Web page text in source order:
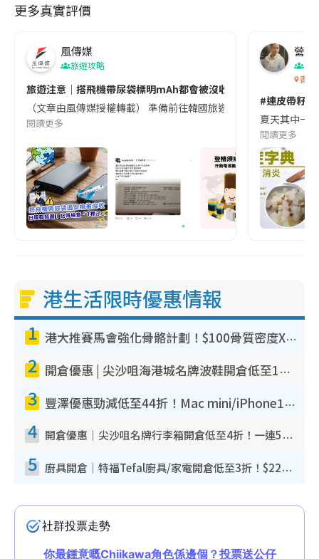
更多真實評價
風傳媒
旅遊攻略
旅遊注意｜搭飛機帶尿袋標明mAh都會被沒收😱出發前切記檢查
（文章由風傳媒授權轉載） 準備前往韓國旅遊的民眾，近期要
閱讀更多
營養
香港
#連皮帶籽
夏天其中一
閱讀更多
港生活限時優惠情報
1 港大推賽馬會強化骨骼計劃！$100骨質密度X光檢查 完成免費運動訓練送超市禮券！附參加資格
2 開倉優惠 | 尖沙咀海港城名牌波鞋開倉低至1折！On鞋$899起／Joy&Peace鞋履$98起
3 豐澤優惠勁減低至44折！Mac mini/iPhone17Pro大減價！廚房家電$220起
4 開倉優惠｜尖沙咀名牌行李箱開倉低至4折！一連5日 American Tourister/ace./Hallmark $200起！
5 廚具開倉｜特福Tefal廚具/家電開倉低至3折！$220起買平底鍋/炒鑊/湯煲！電飯煲/吸塵機/燙斗$418起